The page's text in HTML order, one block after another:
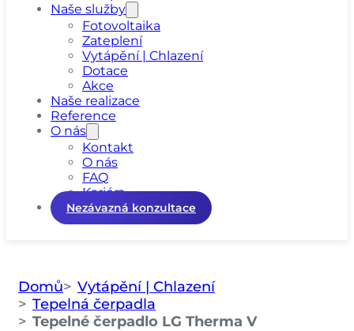
Naše služby
Fotovoltaika
Zateplení
Vytápění | Chlazení
Dotace
Akce
Naše realizace
Reference
O nás
Kontakt
O nás
FAQ
Kariéra
Nezávazná konzultace
Domů
Vytápění | Chlazení
Tepelná čerpadla
Tepelné čerpadlo LG Therma V